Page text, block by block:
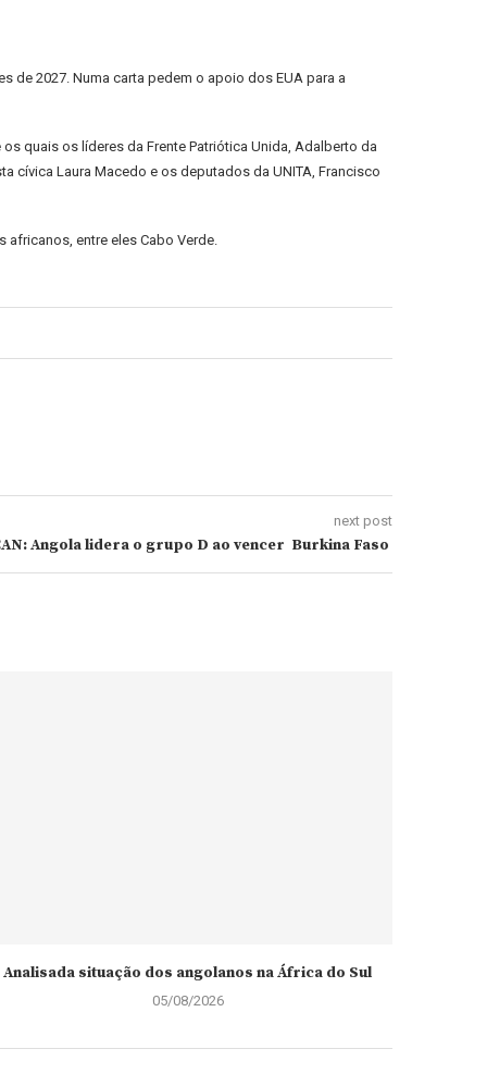
de 2027. Numa carta pedem o apoio dos EUA para a
quais os líderes da Frente Patriótica Unida, Adalberto da
cívica Laura Macedo e os deputados da UNITA, Francisco
africanos, entre eles Cabo Verde.
next post
Angola lidera o grupo D ao vencer Burkina Faso
Analisada situação dos angolanos na África do Sul
05/08/2026